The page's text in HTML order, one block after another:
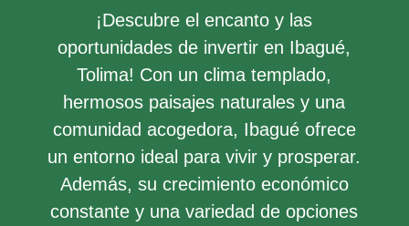
¡Descubre el encanto y las
oportunidades de invertir en Ibagué,
Tolima! Con un clima templado,
hermosos paisajes naturales y una
comunidad acogedora, Ibagué ofrece
un entorno ideal para vivir y prosperar.
Además, su crecimiento económico
constante y una variedad de opciones